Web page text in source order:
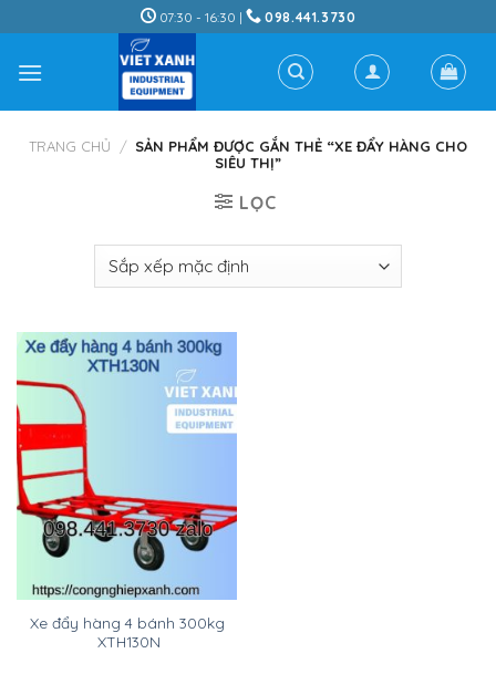
to
content
07:30 - 16:30 | 098.441.3730
TRANG CHỦ / SẢN PHẨM ĐƯỢC GẮN THẺ “XE ĐẨY HÀNG CHO
SIÊU THỊ”
LỌC
Xe đẩy hàng 4 bánh 300kg
XTH130N